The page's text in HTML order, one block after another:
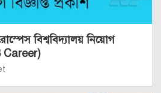
বিশ্ববিদ্যালয় নিয়োগ
Career)